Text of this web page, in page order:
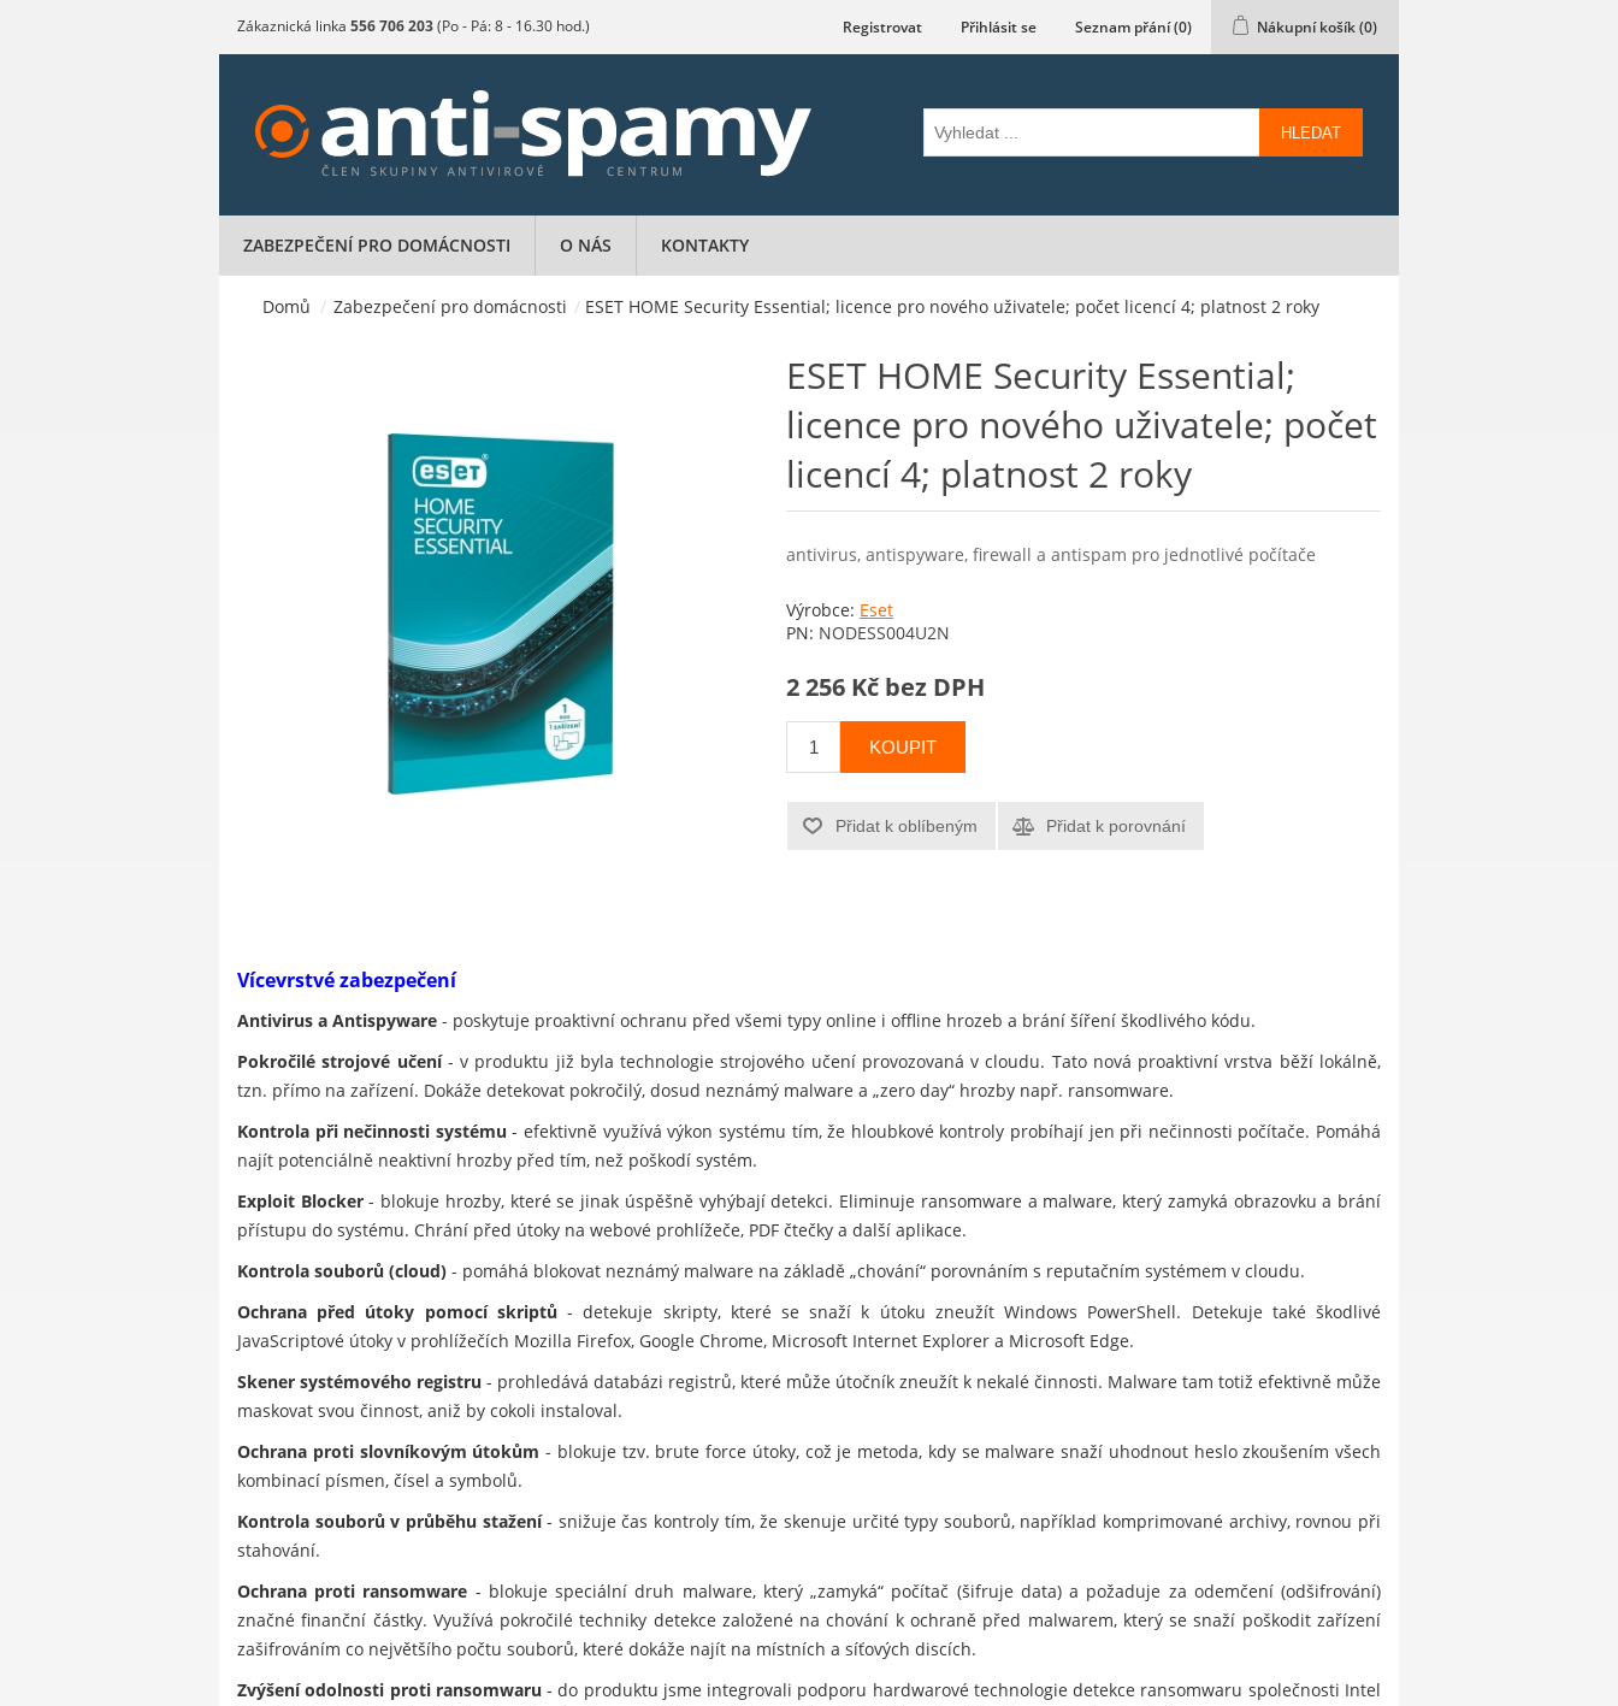
Zákaznická linka 556 706 203(Po - Pá: 8 - 16.30 hod.) Registrovat Přihlásit se Seznam přání(0) Nákupní košík(0)
HLEDAT
ZABEZPEČENÍ PRO DOMÁCNOSTI O NÁS KONTAKTY
Domů / Zabezpečení pro domácnosti / ESET HOME Security Essential; licence pro nového uživatele; počet licencí 4; platnost 2 roky
ESET HOME Security Essential;
licence pro nového uživatele; počet
licencí 4; platnost 2 roky
antivirus, antispyware, firewall a antispam pro jednotlivé počítače
Výrobce: Eset
PN: NODESS004U2N
2 256 Kč bez DPH
KOUPIT
Přidat k oblíbeným Přidat k porovnání
Vícevrstvé zabezpečení
Antivirus a Antispyware - poskytuje proaktivní ochranu před všemi typy online i offline hrozeb a brání šíření škodlivého kódu.
Pokročilé strojové učení- v produktu již byla technologie strojového učení provozovaná v cloudu. Tato nová proaktivní vrstva běží lokálně,
tzn. přímo na zařízení. Dokáže detekovat pokročilý, dosud neznámý malware a „zero day“ hrozby např. ransomware.
Kontrola při nečinnosti systému - efektivně využívá výkon systému tím, že hloubkové kontroly probíhají jen při nečinnosti počítače. Pomáhá
najít potenciálně neaktivní hrozby před tím, než poškodí systém.
Exploit Blocker- blokuje hrozby, které se jinak úspěšně vyhýbají detekci. Eliminuje ransomware a malware, který zamyká obrazovku a brání
přístupu do systému. Chrání před útoky na webové prohlížeče, PDF čtečky a další aplikace.
Kontrola souborů (cloud) - pomáhá blokovat neznámý malware na základě „chování“ porovnáním s reputačním systémem v cloudu.
Ochrana před útoky pomocí skriptů - detekuje skripty, které se snaží k útoku zneužít Windows PowerShell. Detekuje také škodlivé
JavaScriptové útoky v prohlížečích Mozilla Firefox, Google Chrome, Microsoft Internet Explorer a Microsoft Edge.
Skener systémového registru - prohledává databázi registrů, které může útočník zneužít k nekalé činnosti. Malware tam totiž efektivně může
maskovat svou činnost, aniž by cokoli instaloval.
Ochrana proti slovníkovým útokům - blokuje tzv. brute force útoky, což je metoda, kdy se malware snaží uhodnout heslo zkoušením všech
kombinací písmen, čísel a symbolů.
Kontrola souborů v průběhu stažení- snižuje čas kontroly tím, že skenuje určité typy souborů, například komprimované archivy, rovnou při
stahování.
Ochrana proti ransomware - blokuje speciální druh malware, který „zamyká“ počítač (šifruje data) a požaduje za odemčení (odšifrování)
značné finanční částky. Využívá pokročilé techniky detekce založené na chování k ochraně před malwarem, který se snaží poškodit zařízení
zašifrováním co největšího počtu souborů, které dokáže najít na místních a síťových discích.
Zvýšení odolnosti proti ransomwaru - do produktu jsme integrovali podporu hardwarové technologie detekce ransomwaru společnosti Intel